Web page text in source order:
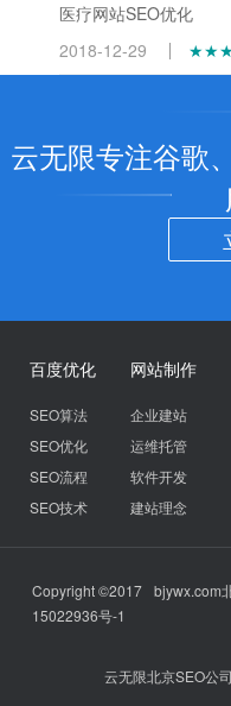
医疗网站SEO优化
2018-12-29
云无限专注谷歌
百度优化
SEO算法
SEO优化
SEO流程
SEO技术
网站制作
企业建站
运维托管
软件开发
建站理念
Copyright ©2017 bjywx.com
15022936号-1
云无限北京SEO公